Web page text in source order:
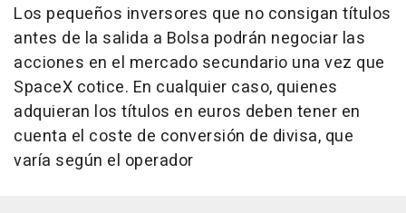
Los pequeños inversores que no consigan títulos
antes de la salida a Bolsa podrán negociar las
acciones en el mercado secundario una vez que
SpaceX cotice. En cualquier caso, quienes
adquieran los títulos en euros deben tener en
cuenta el coste de conversión de divisa, que
varía según el operador